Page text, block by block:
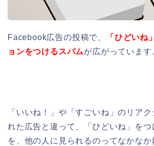
Facebook広告の投稿で、
「ひどいね
ョンをつけるスパムが広がっています
「いいね！」や「すごいね」のリア
れた広告と違って、「ひどいね」を
を、他の人に見られるのってなかなか